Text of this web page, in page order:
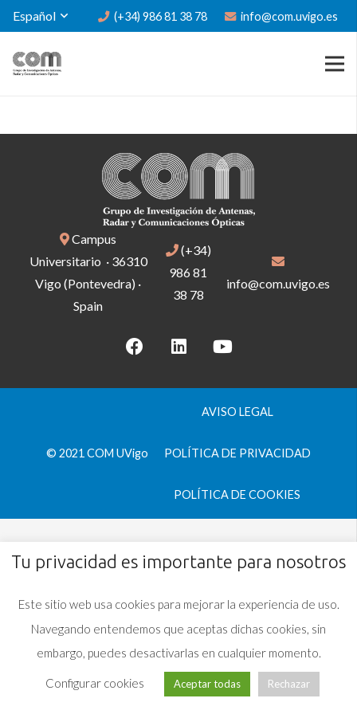
Español (+34) 986 81 38 78 info@com.uvigo.es
Campus
Universitario · 36310
Vigo (Pontevedra) ·
Spain
(+34)
986 81
38 78
info@com.uvigo.es
© 2021 COM UVigo
AVISO LEGAL
POLÍTICA DE PRIVACIDAD
POLÍTICA DE COOKIES
Tu privacidad es importante para nosotros
Este sitio web usa cookies para mejorar la experiencia de uso.
Navegando entendemos que aceptas dichas cookies, sin
embargo, puedes desactivarlas en cualquier momento.
Configurar cookies Aceptar todas Rechazar